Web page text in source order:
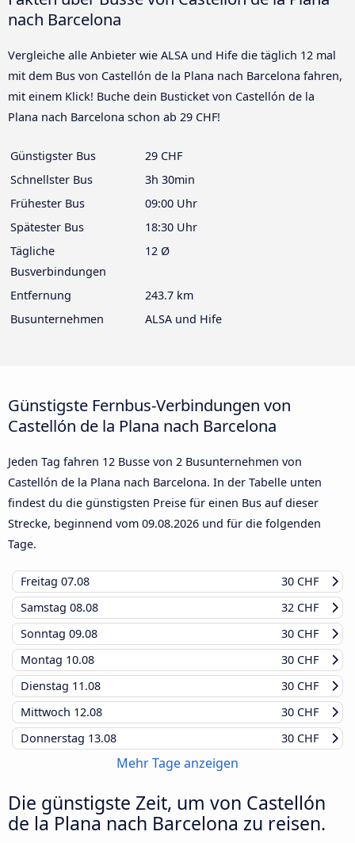
nach Barcelona
Vergleiche alle Anbieter wie ALSA und Hife die täglich 12 mal
mit dem Bus von Castellón de la Plana nach Barcelona fahren,
mit einem Klick! Buche dein Busticket von Castellón de la
Plana nach Barcelona schon ab 29 CHF!
Günstigster Bus
29 CHF
Schnellster Bus
3h 30min
Frühester Bus
09:00 Uhr
Spätester Bus
18:30 Uhr
Tägliche
Busverbindungen
12 Ø
Entfernung
243.7 km
Busunternehmen
ALSA und Hife
Günstigste Fernbus-Verbindungen von
Castellón de la Plana nach Barcelona
Jeden Tag fahren 12 Busse von 2 Busunternehmen von
Castellón de la Plana nach Barcelona. In der Tabelle unten
findest du die günstigsten Preise für einen Bus auf dieser
Strecke, beginnend vom 09.08.2026 und für die folgenden
Tage.
Freitag 07.08
30 CHF
Samstag 08.08
32 CHF
Sonntag 09.08
30 CHF
Montag 10.08
30 CHF
Dienstag 11.08
30 CHF
Mittwoch 12.08
30 CHF
Donnerstag 13.08 30 CHF
Mehr Tage anzeigen
Die günstigste Zeit, um von Castellón
de la Plana nach Barcelona zu reisen.